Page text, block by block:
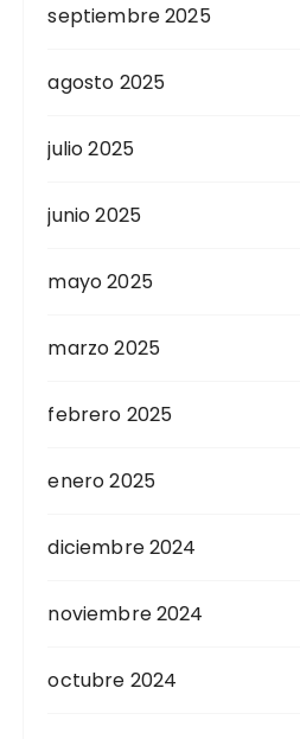
septiembre 2025
agosto 2025
julio 2025
junio 2025
mayo 2025
marzo 2025
febrero 2025
enero 2025
diciembre 2024
noviembre 2024
octubre 2024